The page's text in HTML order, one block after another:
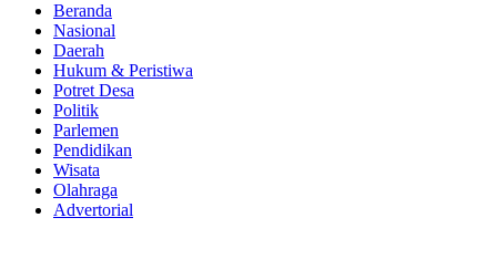
Beranda
Nasional
Daerah
Hukum & Peristiwa
Potret Desa
Politik
Parlemen
Pendidikan
Wisata
Olahraga
Advertorial